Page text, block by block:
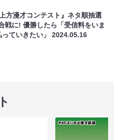
上方漫才コンテスト』ネタ順抽選
戦に! 優勝したら「受信料をいま
っていきたい」2024.05.16